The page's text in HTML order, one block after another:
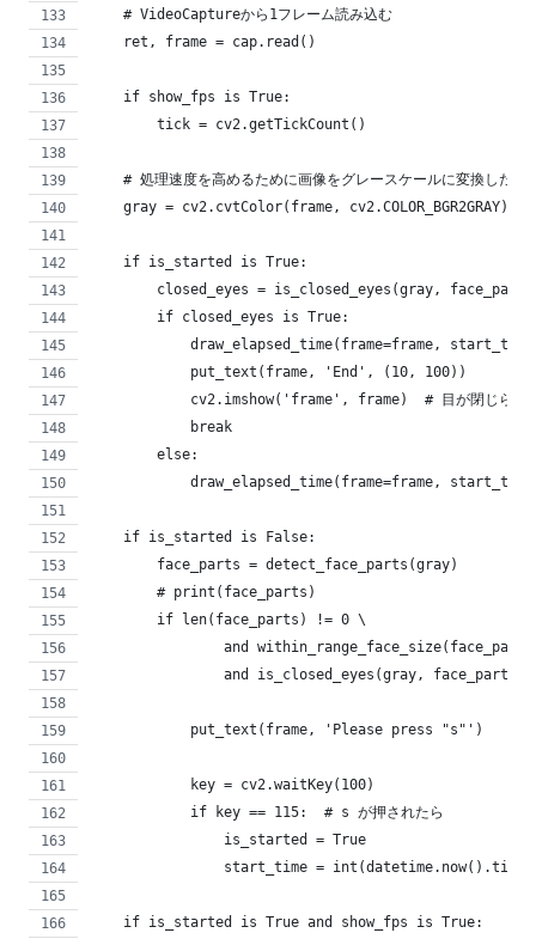
    # VideoCaptureから1フレーム読み込む
    ret, frame = cap.read()
    if show_fps is True:
        tick = cv2.getTickCount()
# 処理速度を高めるために画像をグレースケールに変換したも
    gray = cv2.cvtColor(frame, cv2.COLOR_BGR2GRAY)
    if is_started is True:
closed_eyes = is_closed_eyes(gray,
        if closed_eyes is True:
draw_elapsed_time(frame=frame,
            put_text(frame, 'End', (10, 100))
cv2.imshow('frame', frame)  # 目が閉じられた
            break
        else:
draw_elapsed_time(frame=frame,
    if is_started is False:
        face_parts = detect_face_parts(gray)
        # print(face_parts)
        if len(face_parts) != 0 \
and
and is_closed_eyes(gray, face_parts)
            put_text(frame, 'Please press "s"')
            key = cv2.waitKey(100)
            if key == 115:  # s が押されたら
                is_started = True
start_time =
    if is_started is True and show_fps is True: